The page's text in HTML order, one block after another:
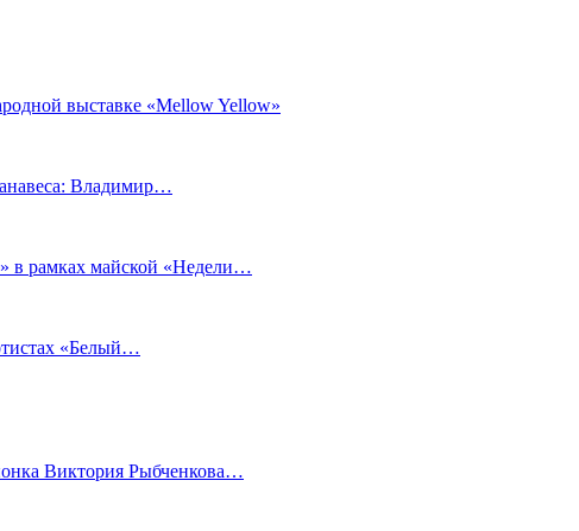
выставке «Mellow Yellow»
Владимир…
в рамках майской «Недели…
«Белый…
Виктория Рыбченкова…